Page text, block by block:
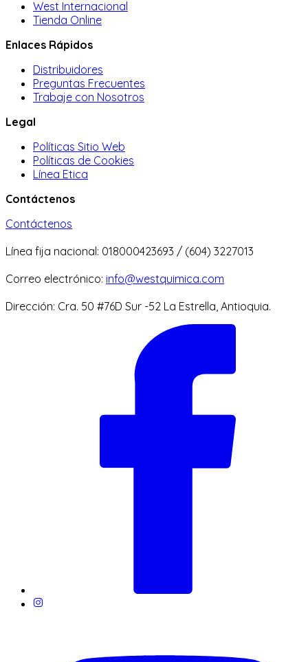
West Internacional
Tienda Online
Enlaces Rápidos
Distribuidores
Preguntas Frecuentes
Trabaje con Nosotros
Legal
Políticas Sitio Web
Políticas de Cookies
Línea Etica
Contáctenos
Contáctenos
Línea fija nacional: 018000423693 / (604) 3227013
Correo electrónico: info@westquimica.com
Dirección: Cra. 50 #76D Sur -52 La Estrella, Antioquia.